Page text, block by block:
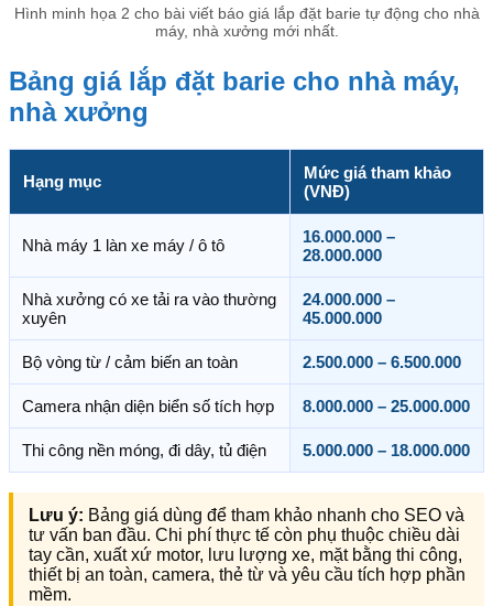
Hình minh họa 2 cho bài viết báo giá lắp đặt barie tự động cho nhà
máy, nhà xưởng mới nhất.
Bảng giá lắp đặt barie cho nhà máy,
nhà xưởng
Hạng mục
Mức giá tham khảo
(VNĐ)
Nhà máy 1 làn xe máy / ô tô
16.000.000 –
28.000.000
Nhà xưởng có xe tải ra vào thường
xuyên
24.000.000 –
45.000.000
Bộ vòng từ / cảm biến an toàn 2.500.000 – 6.500.000
Camera nhận diện biển số tích hợp 8.000.000 – 25.000.000
Thi công nền móng, đi dây, tủ điện 5.000.000 – 18.000.000
Lưu ý: Bảng giá dùng để tham khảo nhanh cho SEO và
tư vấn ban đầu. Chi phí thực tế còn phụ thuộc chiều dài
tay cần, xuất xứ motor, lưu lượng xe, mặt bằng thi công,
thiết bị an toàn, camera, thẻ từ và yêu cầu tích hợp phần
mềm.